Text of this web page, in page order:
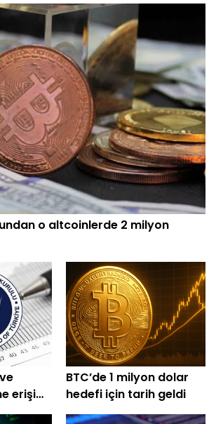
o altcoinlerde 2 milyon
erişim
BTC’de 1 milyon dolar
hedefi için tarih geldi